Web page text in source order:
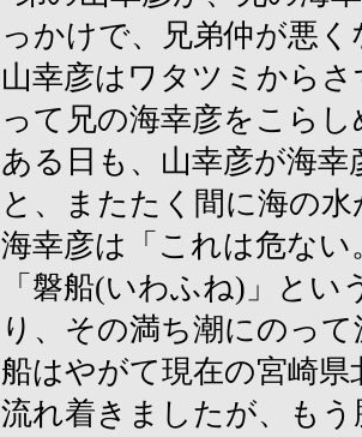
っかけで、兄弟仲が悪
山幸彦はワタツミから
って兄の海幸彦をこら
ある日も、山幸彦が海
と、またたく間に海の
海幸彦は「これは危な
「磐船(いわふね)」と
り、その満ち潮にのっ
船はやがて現在の宮崎
流れ着きましたが、も